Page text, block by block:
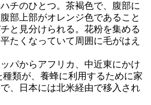
チのひとつ。茶褐色で、腹部に
部上部がオレンジ色であること
と見分けられる。花粉を集める
たくなっていて周囲に毛がはえ
パからアフリカ、中近東にかけ
類が、養蜂に利用するために家
、日本には北米経由で移入され